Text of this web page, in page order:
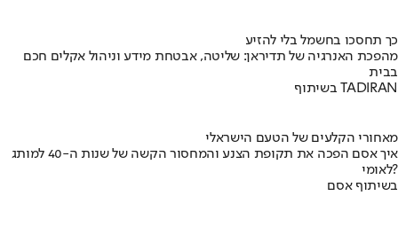
כך תחסכו בחשמל בלי להזיע
מהפכת האנרגיה של תדיראן: שליטה, אבטחת מידע וניהול אקלים חכם
בבית
בשיתוף TADIRAN
מאחורי הקלעים של הטעם הישראלי
איך אסם הפכה את תקופת הצנע והמחסור הקשה של שנות ה-40 למותג
לאומי?
בשיתוף אסם